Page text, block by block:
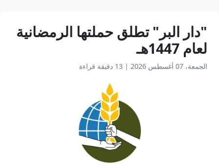
"دار البر" تطلق حملتها الرمضانية
لعام 1447هـ
الجمعة، 07 أغسطس 2026 | 13 دقيقة قراءة